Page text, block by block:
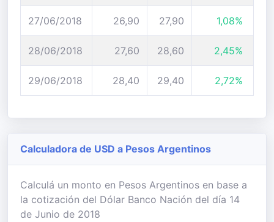
27/06/2018 26,90 27,90 1,08%
28/06/2018 27,60 28,60 2,45%
29/06/2018 28,40 29,40 2,72%
Calculadora de USD a Pesos Argentinos
Calculá un monto en Pesos Argentinos en base a
la cotización del Dólar Banco Nación del día 14
de Junio de 2018